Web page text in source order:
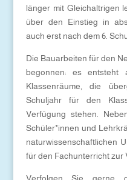
länger mit Gleichaltrigen
über den Einstieg in
auch erst nach dem 6.
Die Bauarbeiten für den
begonnen: es entsteht
Klassenräume, die
Schuljahr für den
Verfügung stehen.
Schüler*innen und
naturwissenschaftlichen
für den Fachunterricht zur